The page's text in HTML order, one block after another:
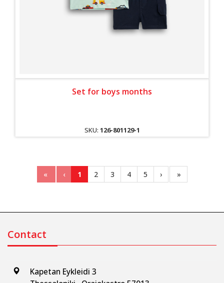
Set for boys months
SKU: 126-801129-1
« ‹ 1 2 3 4 5 › »
Contact
Kapetan Eykleidi 3